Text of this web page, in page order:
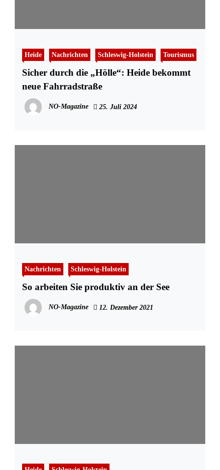
Heide Nachrichten Schleswig-Holstein Tourismus
Sicher durch die „Hölle“: Heide bekommt
neue Fahrradstraße
NO-Magazine 25. Juli 2024
Nachrichten Schleswig-Holstein
So arbeiten Sie produktiv an der See
NO-Magazine 12. Dezember 2021